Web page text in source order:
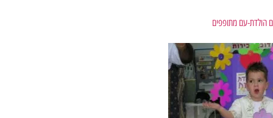
הולדת-עם מתופפים